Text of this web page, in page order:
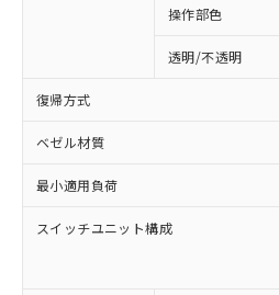
操作部色
透明/不透明
復帰方式
ベゼル材質
最小適用負荷
スイッチユニット構成